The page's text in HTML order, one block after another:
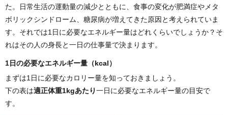
た。日常生活の運動量の減少とともに、食事の変化が肥満症やメタ
ボリックシンドローム、糖尿病が増えてきた原因と考えられていま
す。それでは1日に必要なエネルギー量はどれくらいでしょうか？そ
れはその人の身長と一日の仕事量で決まります。
1日の必要なエネルギー量（kcal）
まずは1日に必要なカロリー量を知っておきましょう。
下の表は適正体重1kgあたり一日に必要なエネルギー量の目安で
す。